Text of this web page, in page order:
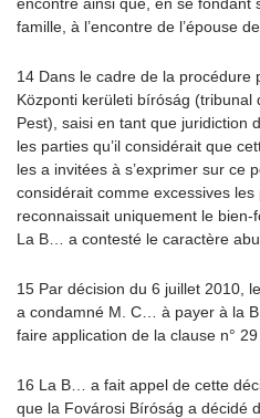
famille, à l’encontre de l’épouse
14 Dans le cadre de la procédure
Központi kerületi bíróság (tribunal
Pest), saisi en tant que juridiction
les parties qu’il considérait que
les a invitées à s’exprimer sur ce
considérait comme excessives
reconnaissait uniquement le bien-
La B… a contesté le caractère
15 Par décision du 6 juillet 2010,
a condamné M. C… à payer à la
faire application de la clause n° 29
16 La B… a fait appel de cette
que la Fovárosi Bíróság a décidé